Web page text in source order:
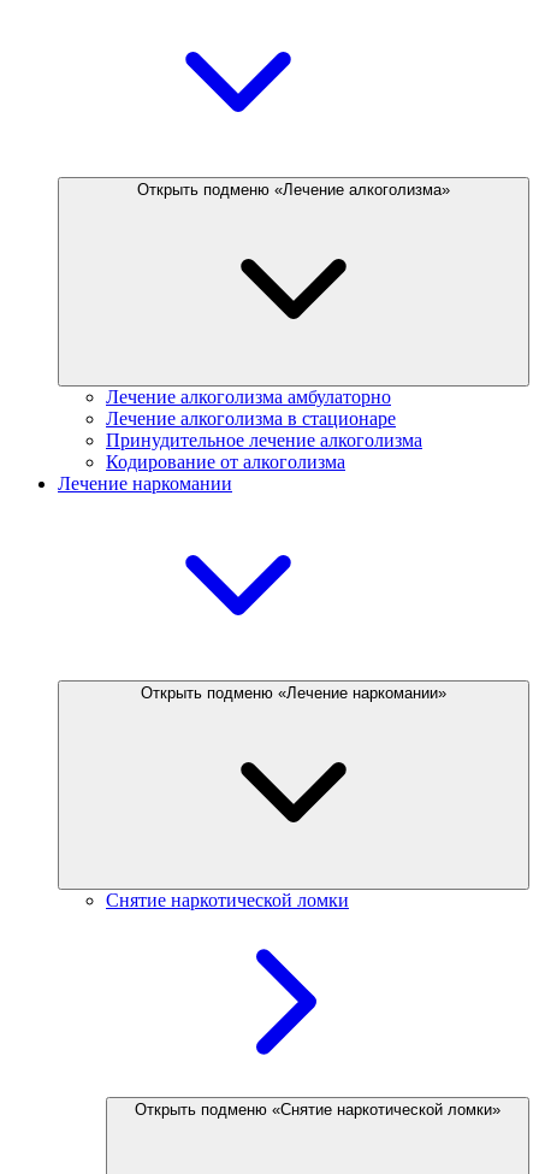
Открыть подменю «Лечение алкоголизма»
Лечение алкоголизма амбулаторно
Лечение алкоголизма в стационаре
Принудительное лечение алкоголизма
Кодирование от алкоголизма
Лечение наркомании
Открыть подменю «Лечение наркомании»
Снятие наркотической ломки
Открыть подменю «Снятие наркотической ломки»